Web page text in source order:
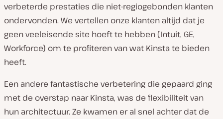
verbeterde prestaties die niet-regiogebonden klanten
ondervonden. We vertellen onze klanten altijd dat je
geen veeleisende site hoeft te hebben (Intuit, GE,
Workforce) om te profiteren van wat Kinsta te bieden
heeft.
Een andere fantastische verbetering die gepaard ging
met de overstap naar Kinsta, was de flexibiliteit van
hun architectuur. Ze kwamen er al snel achter dat de